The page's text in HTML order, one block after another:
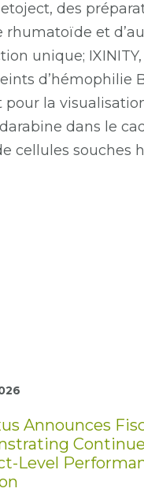
des
et
unique;
d’hémophilie
la
dans le
cellules souches
Announces
Level